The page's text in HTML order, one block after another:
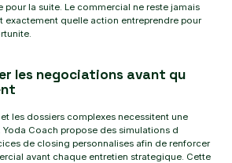
la suite. Le commercial ne reste jamais
exactement quelle action entreprendre pour
les negociations avant qu
les dossiers complexes necessitent une
Coach propose des simulations d
de closing personnalises afin de renforcer
avant chaque entretien strategique. Cette